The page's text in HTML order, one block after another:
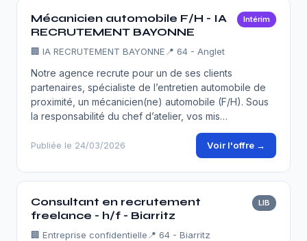
Mécanicien automobile F/H - IA
RECRUTEMENT BAYONNE
Intérim
🏢 IA RECRUTEMENT BAYONNE 📍 64 - Anglet
Notre agence recrute pour un de ses clients
partenaires, spécialiste de l’entretien automobile de
proximité, un mécanicien(ne) automobile (F/H). Sous
la responsabilité du chef d’atelier, vos mis…
Publiée le 24/03/2026 Voir l'offre →
Consultant en recrutement
freelance - h/f - Biarritz
LIB
🏢 Entreprise confidentielle 📍 64 - Biarritz